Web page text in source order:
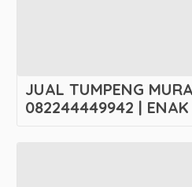
JUAL TUMPENG
082244449942 |